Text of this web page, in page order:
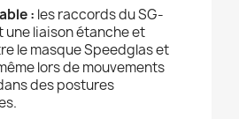
: les raccords du SG-
une liaison étanche et
le masque Speedglas et
lors de mouvements
des postures